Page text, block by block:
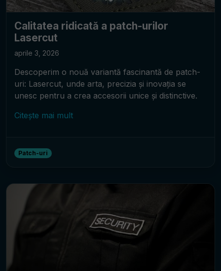
Calitatea ridicată a patch-urilor
Lasercut
aprile 3, 2026
Descoperim o nouă variantă fascinantă de patch-
uri: Lasercut, unde arta, precizia și inovația se
unesc pentru a crea accesorii unice și distinctive.
Citește mai mult
Patch-uri